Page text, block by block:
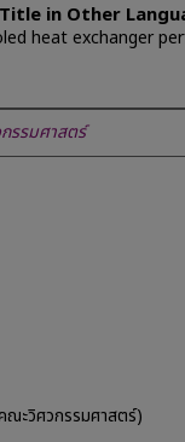
in Other
heat exchanger
รรมศาสตร์
ะวิศวกรรมศาสตร์)